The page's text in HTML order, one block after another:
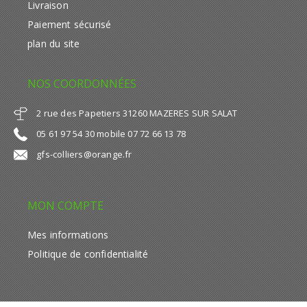
Livraison
Paiement sécurisé
plan du site
NOS COORDONNÉES
2 rue des Papetiers 31260 MAZERES SUR SALAT
05 61 97 54 30 mobile 07 72 66 13 78
gfs-colliers@orange.fr
MON COMPTE
Mes informations
Politique de confidentialité